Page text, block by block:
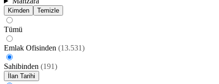
Kimden Temizle
Tümü
Emlak Ofisinden (13.531)
Sahibinden (191)
İlan Tarihi